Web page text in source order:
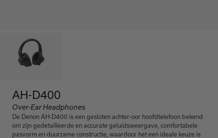
AH-D400
Over-Ear Headphones
De Denon AH-D400 is een gesloten achter-oor hoofdtelefoon bekend
om zijn gedetailleerde en accurate geluidsweergave, comfortabele
pasvorm en duurzame constructie, waardoor het een ideale keuze is